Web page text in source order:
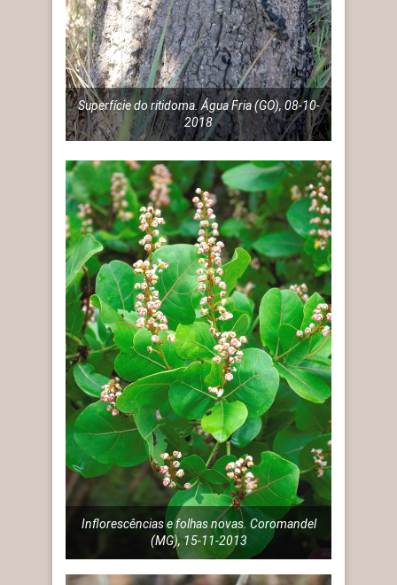
Superfície do ritidoma. Água Fria (GO), 08-10-
2018
Inflorescências e folhas novas. Coromandel
(MG), 15-11-2013